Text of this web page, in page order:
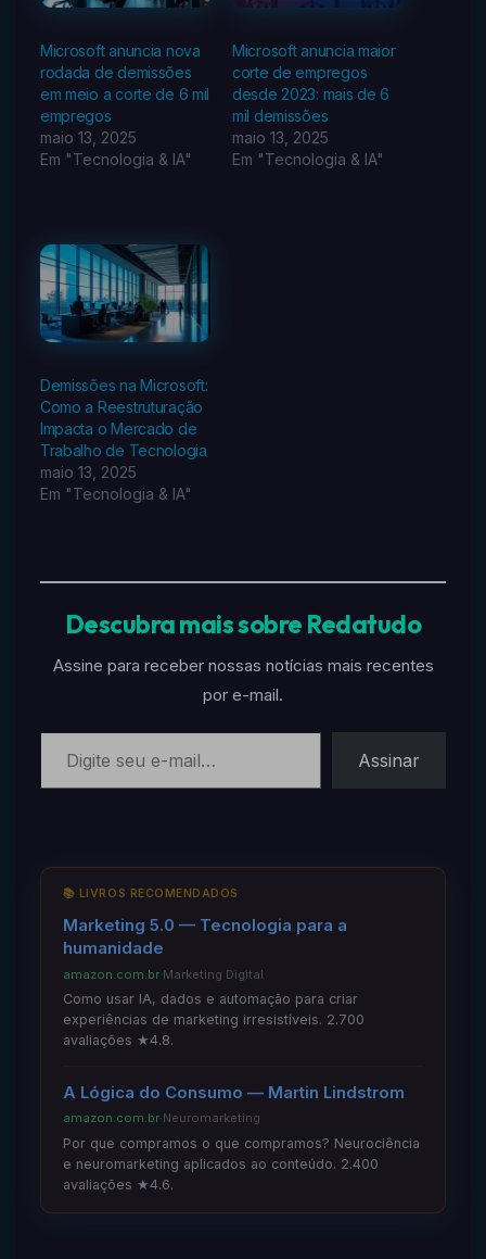
Microsoft anuncia nova
rodada de demissões
em meio a corte de 6 mil
empregos
maio 13, 2025
Em "Tecnologia & IA"
Microsoft anuncia maior
corte de empregos
desde 2023: mais de 6
mil demissões
maio 13, 2025
Em "Tecnologia & IA"
Demissões na Microsoft:
Como a Reestruturação
Impacta o Mercado de
Trabalho de Tecnologia
maio 13, 2025
Em "Tecnologia & IA"
Descubra mais sobre Redatudo
Assine para receber nossas notícias mais recentes
por e-mail.
Digite seu e-mail…
Assinar
📚 LIVROS RECOMENDADOS
Marketing 5.0 — Tecnologia para a
humanidade
amazon.com.br·Marketing Digital
Como usar IA, dados e automação para criar
experiências de marketing irresistíveis. 2.700
avaliações ★4.8.
A Lógica do Consumo — Martin Lindstrom
amazon.com.br·Neuromarketing
Por que compramos o que compramos? Neurociência
e neuromarketing aplicados ao conteúdo. 2.400
avaliações ★4.6.